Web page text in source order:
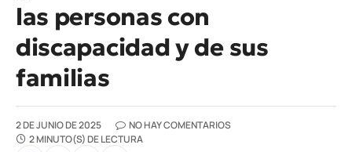
las personas con
discapacidad y de sus
familias
2 DE JUNIO DE 2025
NO HAY COMENTARIOS
2 MINUTO(S) DE LECTURA